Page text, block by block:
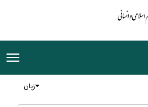
زبان